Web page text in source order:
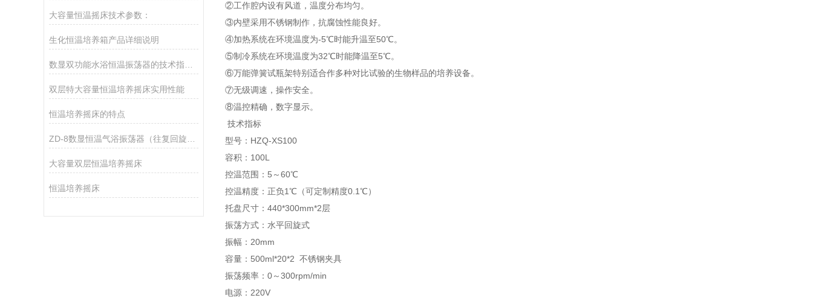
大容量恒温摇床技术参数：
生化恒温培养箱产品详细说明
双层特大容量恒温培养摇床实用性能
恒温培养摇床的特点
大容量双层恒温培养摇床
恒温培养摇床
②工作腔内设有风道，温度分布均匀。
③内壁采用不锈钢制作，抗腐蚀性能良好。
④加热系统在环境温度为-5℃时能升温至50℃。
⑤制冷系统在环境温度为32℃时能降温至5℃。
⑥万能弹簧试瓶架特别适合作多种对比试验的生物样品的培养设备。
⑦无级调速，操作安全。
⑧温控精确，数字显示。
技术指标
型号：HZQ-XS100
容积：100L
控温范围：5～60℃
控温精度：正负1℃（可定制精度0.1℃）
托盘尺寸：440*300mm*2层
振荡方式：水平回旋式
振幅：20mm
容量：500ml*20*2 不锈钢夹具
振荡频率：0～300rpm/min
电源：220V